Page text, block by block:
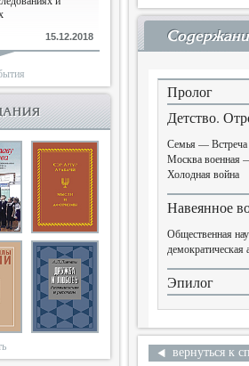
15.12.2018
и не последний
Вестника истории,
искусства
25.09.2017
книга Т.В.Сталевой
15.06.2017
историков
Пролог
Детство.
Семья —
Москва военная
Холодная война
Навеянное
Общественная
демократическая
Эпилог
вернуться к